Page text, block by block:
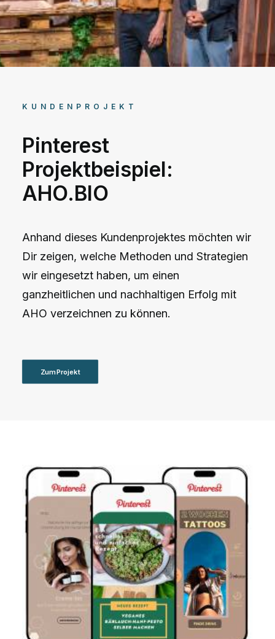
KUNDENPROJEKT
Pinterest
Projektbeispiel:
AHO.BIO
Anhand dieses Kundenprojektes möchten wir
Dir zeigen, welche Methoden und Strategien
wir eingesetzt haben, um einen
ganzheitlichen und nachhaltigen Erfolg mit
AHO verzeichnen zu können.
Zum Projekt